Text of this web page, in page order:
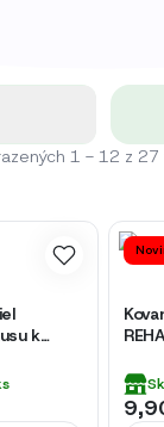
1 - 12 z 27
k
V-9